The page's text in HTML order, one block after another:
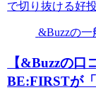
で切り抜ける好
&Buzzの一
【&Buzzの口
BE:FIRSTが